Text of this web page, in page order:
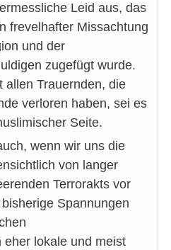
Leid aus, das
frevelhafter Missachtung
und der
zugefügt wurde.
allen Trauernden, die
verloren haben, sei es
Seite.
wenn wir uns die
von langer
Terrorakts vor
Spannungen
eher lokale und meist